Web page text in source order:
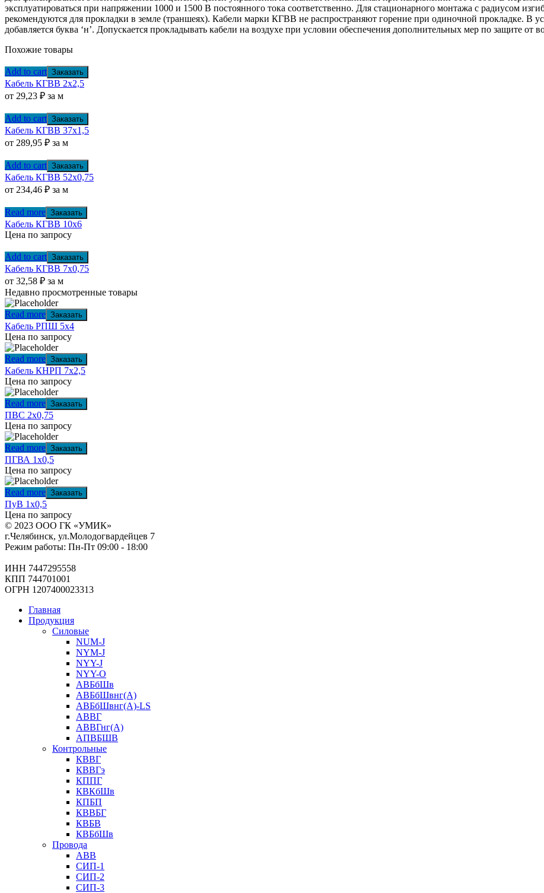
эксплуатироваться при напряжении 1000 и 1500 В постоянного тока соответственно. Для стационарного монтажа с радиусом
рекомендуются для прокладки в земле (траншеях). Кабели марки КГВВ не распространяют горение при одиночной прокладке. В
добавляется буква ‘н’. Допускается прокладывать кабели на воздухе при условии обеспечения дополнительных мер по защите от
Похожие товары
Add to cart Заказать
Кабель КГВВ 2х2,5
от 29,23 ₽ за м
Add to cart Заказать
Кабель КГВВ 37х1,5
от 289,95 ₽ за м
Add to cart Заказать
Кабель КГВВ 52х0,75
от 234,46 ₽ за м
Read more Заказать
Кабель КГВВ 10х6
Цена по запросу
Add to cart Заказать
Кабель КГВВ 7х0,75
от 32,58 ₽ за м
Недавно просмотренные товары
Read more Заказать
Кабель РПШ 5х4
Цена по запросу
Read more Заказать
Кабель КНРП 7х2,5
Цена по запросу
Read more Заказать
ПВС 2х0,75
Цена по запросу
Read more Заказать
ПГВА 1х0,5
Цена по запросу
Read more Заказать
ПуВ 1х0,5
Цена по запросу
© 2023 ООО ГК «УМИК»
г.Челябинск, ул.Молодогвардейцев 7
Режим работы: Пн-Пт 09:00 - 18:00
ИНН 7447295558
КПП 744701001
ОГРН 1207400023313
Главная
Продукция
Силовые
NUM-J
NYM-J
NYY-J
NYY-O
АВБбШв
АВБбШвнг(А)
АВБбШвнг(А)-LS
АВВГ
АВВГнг(А)
АПВБШВ
Контрольные
КВВГ
КВВГэ
КППГ
КВКбШв
КПБП
КВВБГ
КВБВ
КВБбШв
Провода
АВВ
СИП-1
СИП-2
СИП-3